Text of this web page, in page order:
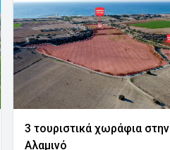
3 τουριστικά χωράφια στην
Αλαμινό